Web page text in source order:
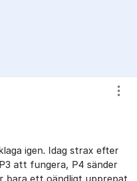
igen. Idag strax efter
att fungera, P4 sänder